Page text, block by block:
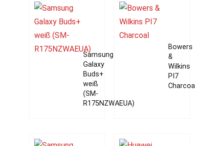
Samsung
Galaxy
Buds+
weiß
(SM-
R175NZWAEUA)
Bowers
&
Wilkins
PI7
Charcoal